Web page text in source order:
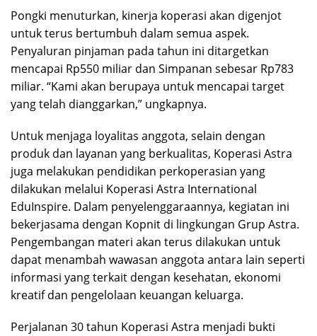
Pongki menuturkan, kinerja koperasi akan digenjot
untuk terus bertumbuh dalam semua aspek.
Penyaluran pinjaman pada tahun ini ditargetkan
mencapai Rp550 miliar dan Simpanan sebesar Rp783
miliar. “Kami akan berupaya untuk mencapai target
yang telah dianggarkan,” ungkapnya.
Untuk menjaga loyalitas anggota, selain dengan
produk dan layanan yang berkualitas, Koperasi Astra
juga melakukan pendidikan perkoperasian yang
dilakukan melalui Koperasi Astra International
EduInspire. Dalam penyelenggaraannya, kegiatan ini
bekerjasama dengan Kopnit di lingkungan Grup Astra.
Pengembangan materi akan terus dilakukan untuk
dapat menambah wawasan anggota antara lain seperti
informasi yang terkait dengan kesehatan, ekonomi
kreatif dan pengelolaan keuangan keluarga.
Perjalanan 30 tahun Koperasi Astra menjadi bukti